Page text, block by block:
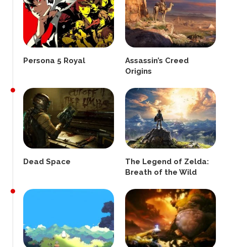
Persona 5 Royal
Assassin’s Creed
Origins
Dead Space
The Legend of Zelda:
Breath of the Wild